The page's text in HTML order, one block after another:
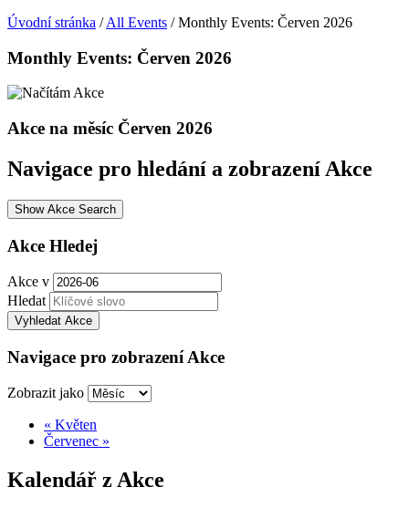
Úvodní stránka /All Events /Monthly Events: Červen 2026
Monthly Events: Červen 2026
Akce na měsíc Červen 2026
Navigace pro hledání a zobrazení Akce
Show Akce Search
Akce Hledej
Akce v
Hledat
Navigace pro zobrazení Akce
Zobrazit jako
« Květen
Červenec »
Kalendář z Akce